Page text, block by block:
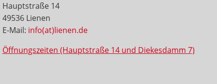
Hauptstraße 14
49536 Lienen
E-Mail: info(at)lienen.de
Öffnungszeiten (Hauptstraße 14 und Diekesdamm 7)